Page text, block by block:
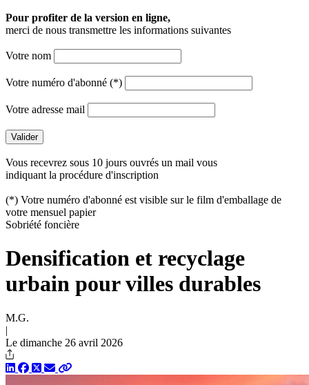
Pour profiter de la version en ligne,
merci de nous transmettre les informations suivantes
Votre nom
Votre numéro d'abonné (*)
Votre adresse mail
Vous recevrez sous 10 jours ouvrés un mail vous
indiquant la procédure d'inscription
(*) Votre numéro d'abonné est visible sur le film d'emballage de
votre mensuel papier
Sobriété foncière
Densification et recyclage
urbain pour villes durables
M.G.
|
Le dimanche 26 avril 2026